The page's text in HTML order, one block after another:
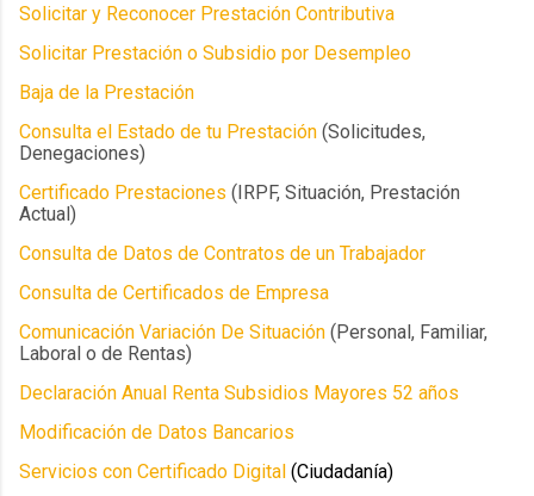
Solicitar y Reconocer Prestación Contributiva
Solicitar Prestación o Subsidio por Desempleo
Baja de la Prestación
Consulta el Estado de tu Prestación (Solicitudes,
Denegaciones)
Certificado Prestaciones (IRPF, Situación, Prestación
Actual)
Consulta de Datos de Contratos de un Trabajador
Consulta de Certificados de Empresa
Comunicación Variación De Situación (Personal, Familiar,
Laboral o de Rentas)
Declaración Anual Renta Subsidios Mayores 52 años
Modificación de Datos Bancarios
Servicios con Certificado Digital (Ciudadanía)